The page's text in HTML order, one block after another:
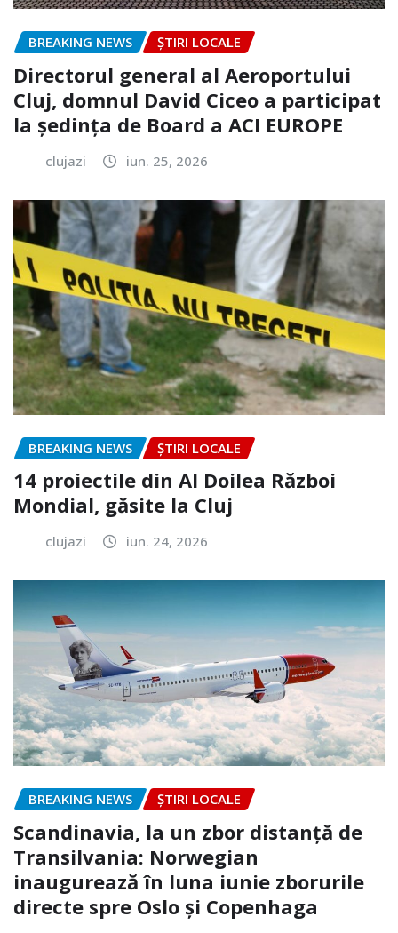
BREAKING NEWS ȘTIRI LOCALE
Directorul general al Aeroportului
Cluj, domnul David Ciceo a participat
la ședința de Board a ACI EUROPE
clujazi iun. 25, 2026
BREAKING NEWS ȘTIRI LOCALE
14 proiectile din Al Doilea Război
Mondial, găsite la Cluj
clujazi iun. 24, 2026
BREAKING NEWS ȘTIRI LOCALE
Scandinavia, la un zbor distanță de
Transilvania: Norwegian
inaugurează în luna iunie zborurile
directe spre Oslo și Copenhaga